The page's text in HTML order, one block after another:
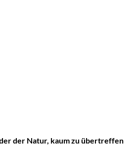
der Natur, kaum zu übertreffen